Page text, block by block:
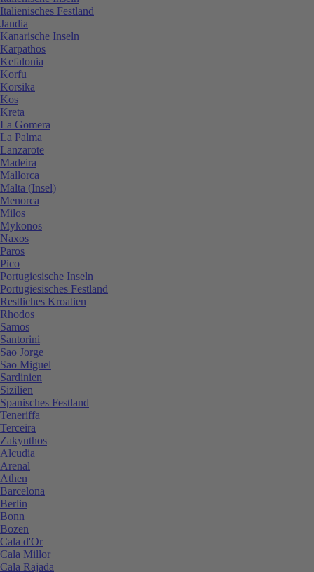
Italienisches Festland
Jandia
Kanarische Inseln
Karpathos
Kefalonia
Korfu
Korsika
Kos
Kreta
La Gomera
La Palma
Lanzarote
Madeira
Mallorca
Malta (Insel)
Menorca
Milos
Mykonos
Naxos
Paros
Pico
Portugiesische Inseln
Portugiesisches Festland
Restliches Kroatien
Rhodos
Samos
Santorini
Sao Jorge
Sao Miguel
Sardinien
Sizilien
Spanisches Festland
Teneriffa
Terceira
Zakynthos
Alcudia
Arenal
Athen
Barcelona
Berlin
Bonn
Bozen
Cala d'Or
Cala Millor
Cala Rajada